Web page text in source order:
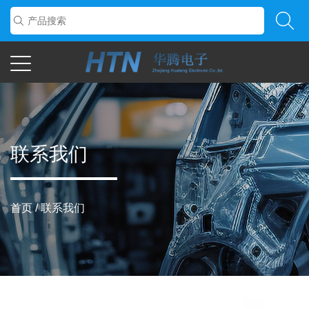
联系我们
首页/联系我们